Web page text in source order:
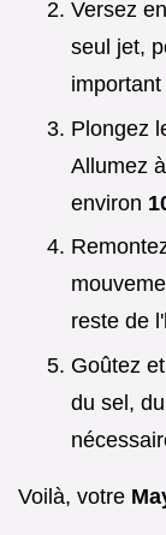
Versez
seul jet,
important
Plongez
Allumez
environ
reste de
Goûtez
du sel,
Voilà, votre